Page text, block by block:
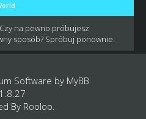
na pewno próbujesz
sposób? Spróbuj ponownie.
Software by MyBB
1.8.27
By Rooloo.